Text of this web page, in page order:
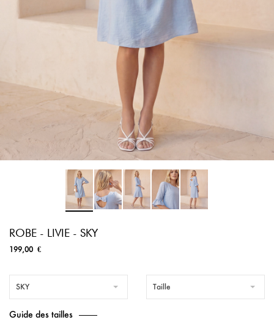
ROBE - LIVIE - SKY
199,00 €
SKY Taille
Guide des tailles